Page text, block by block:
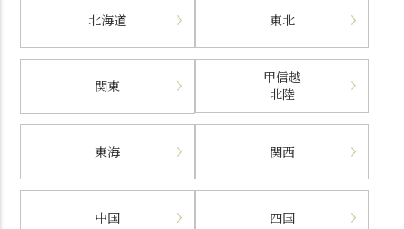
北海道 東北
関東
甲信越
北陸
東海 関西
中国 四国